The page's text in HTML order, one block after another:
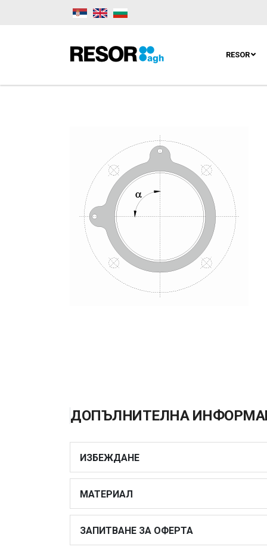
RESOR
ДОПЪЛНИТЕЛНА
ИЗБЕЖДАНЕ
МАТЕРИАЛ
ЗАПИТВАНЕ ЗА ОФЕРТА